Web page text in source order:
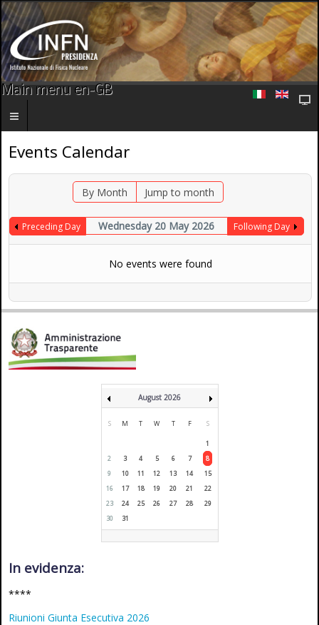
Main menu en-GB
Events Calendar
By Month Jump to month
Preceding Day Wednesday 20 May 2026 Following Day
No events were found
August 2026
S M T W T F S
1
2
3 4 5 6 7
8
9
10 11 12 13 14
15
16
17 18 19 20 21
22
23
24 25 26 27 28
29
30
31
In evidenza:
****
Riunioni Giunta Esecutiva 2026